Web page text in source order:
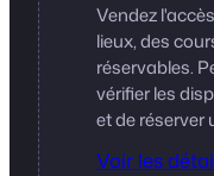
Vendez
lieux, des
réservables.
vérifier les
et de réserver
Voir les